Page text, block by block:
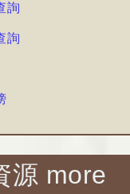
詢
詢
源 more